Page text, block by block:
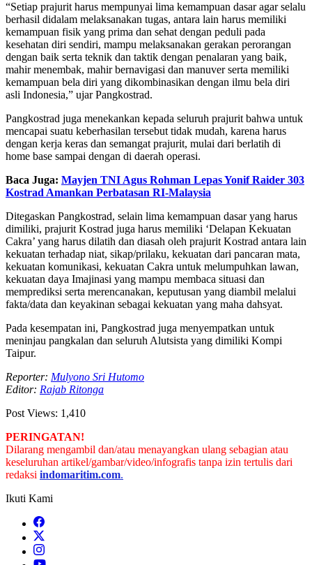
“Setiap prajurit harus mempunyai lima kemampuan dasar agar selalu
berhasil didalam melaksanakan tugas, antara lain harus memiliki
kemampuan fisik yang prima dan sehat dengan peduli pada
kesehatan diri sendiri, mampu melaksanakan gerakan perorangan
dengan baik serta teknik dan taktik dengan penalaran yang baik,
mahir menembak, mahir bernavigasi dan manuver serta memiliki
kemampuan bela diri yang dikombinasikan dengan ilmu bela diri
asli Indonesia,” ujar Pangkostrad.
Pangkostrad juga menekankan kepada seluruh prajurit bahwa untuk
mencapai suatu keberhasilan tersebut tidak mudah, karena harus
dengan kerja keras dan semangat prajurit, mulai dari berlatih di
home base sampai dengan di daerah operasi.
Baca Juga: Mayjen TNI Agus Rohman Lepas Yonif Raider 303
Kostrad Amankan Perbatasan RI-Malaysia
Ditegaskan Pangkostrad, selain lima kemampuan dasar yang harus
dimiliki, prajurit Kostrad juga harus memiliki ‘Delapan Kekuatan
Cakra’ yang harus dilatih dan diasah oleh prajurit Kostrad antara lain
kekuatan terhadap niat, sikap/prilaku, kekuatan dari pancaran mata,
kekuatan komunikasi, kekuatan Cakra untuk melumpuhkan lawan,
kekuatan daya Imajinasi yang mampu membaca situasi dan
memprediksi serta merencanakan, keputusan yang diambil melalui
fakta/data dan keyakinan sebagai kekuatan yang maha dahsyat.
Pada kesempatan ini, Pangkostrad juga menyempatkan untuk
meninjau pangkalan dan seluruh Alutsista yang dimiliki Kompi
Taipur.
Reporter: Mulyono Sri Hutomo
Editor: Rajab Ritonga
Post Views: 1,410
PERINGATAN!
Dilarang mengambil dan/atau menayangkan ulang sebagian atau
keseluruhan artikel/gambar/video/infografis tanpa izin tertulis dari
redaksi indomaritim.com.
Ikuti Kami